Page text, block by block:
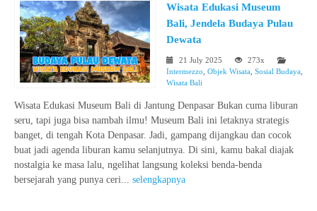
Wisata Edukasi Museum
Bali, Jendela Budaya Pulau
Dewata
21 July 2025
273x
Intermezzo Objek Wisata Sosial Budaya
Wisata Bali
Wisata Edukasi Museum Bali di Jantung Denpasar Bukan cuma liburan
seru, tapi juga bisa nambah ilmu! Museum Bali ini letaknya strategis
banget, di tengah Kota Denpasar. Jadi, gampang dijangkau dan cocok
buat jadi agenda liburan kamu selanjutnya. Di sini, kamu bakal diajak
nostalgia ke masa lalu, ngelihat langsung koleksi benda-benda
bersejarah yang punya ceri... selengkapnya